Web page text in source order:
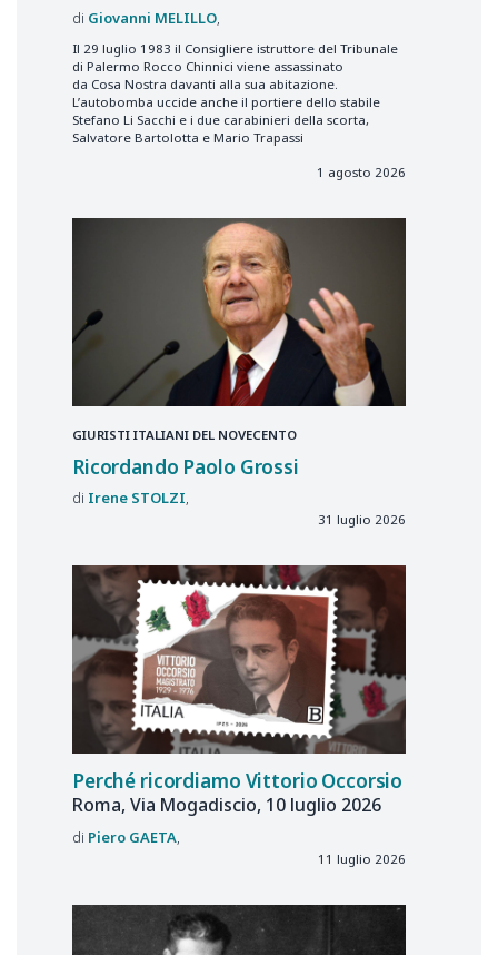
Giovanni MELILLO
Il 29 luglio 1983 il Consigliere istruttore del Tribunale
di Palermo Rocco Chinnici viene assassinato
da Cosa Nostra davanti alla sua abitazione.
L’autobomba uccide anche il portiere dello stabile
Stefano Li Sacchi e i due carabinieri della scorta,
Salvatore Bartolotta e Mario Trapassi
1 agosto 2026
GIURISTI ITALIANI DEL NOVECENTO
Ricordando Paolo Grossi
Irene STOLZI
31 luglio 2026
Perché ricordiamo Vittorio Occorsio
Roma, Via Mogadiscio, 10 luglio 2026
Piero GAETA
11 luglio 2026